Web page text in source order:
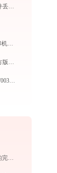
Apache相关程序 httpd.exe加载libpq.dll文件丢失处理办法
(2026最新)从零开始：hp deskjet 3600打印机驱动的下载及安装流程
(2025最新)联想S1801/S2001驱动下载官方版 Win10/Win11
(2026最新)如何快速下载并安装普印力P7003HT打印机驱动：详细步骤解析
扫雷游戏怎么玩？从零基础到高级玩家的完全攻略（附必胜技巧）